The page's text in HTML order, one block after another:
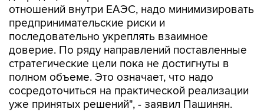
отношений внутри ЕАЭС, надо минимизировать
предпринимательские риски и
последовательно укреплять взаимное
доверие. По ряду направлений поставленные
стратегические цели пока не достигнуты в
полном объеме. Это означает, что надо
сосредоточиться на практической реализации
уже принятых решений", - заявил Пашинян.